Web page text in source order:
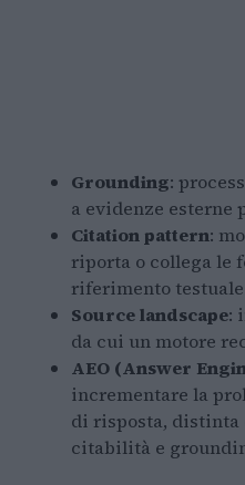
Grounding:
a evidenze esterne
Citation pattern:
riporta o collega le
riferimento
Source landscape:
da cui un motore
AEO (Answer
incrementare la
di risposta, distinta
citabilità e